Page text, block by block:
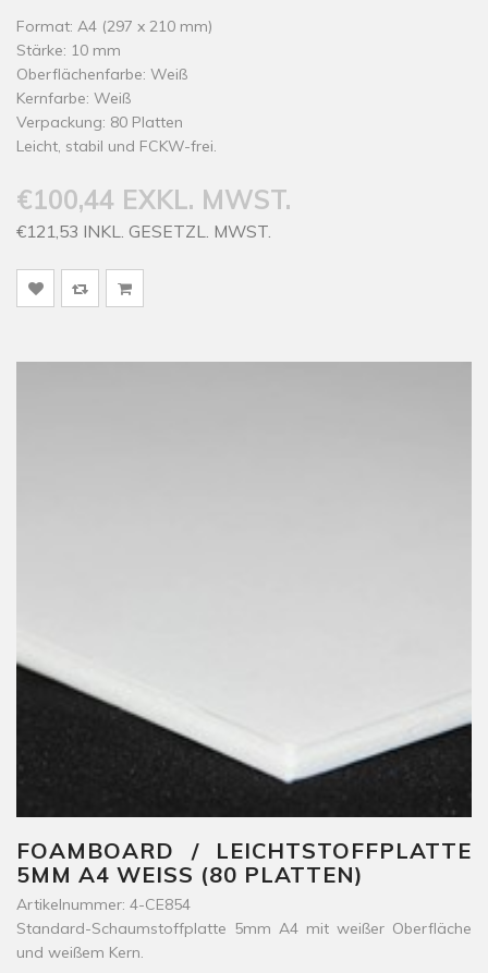
Format: A4 (297 x 210 mm)
Stärke: 10 mm
Oberflächenfarbe: Weiß
Kernfarbe: Weiß
Verpackung: 80 Platten
Leicht, stabil und FCKW-frei.
€100,44 EXKL. MWST.
€121,53 INKL. GESETZL. MWST.
FOAMBOARD / LEICHTSTOFFPLATTE
5MM A4 WEISS (80 PLATTEN)
Artikelnummer: 4-CE854
Standard-Schaumstoffplatte 5mm A4 mit weißer Oberfläche
und weißem Kern.